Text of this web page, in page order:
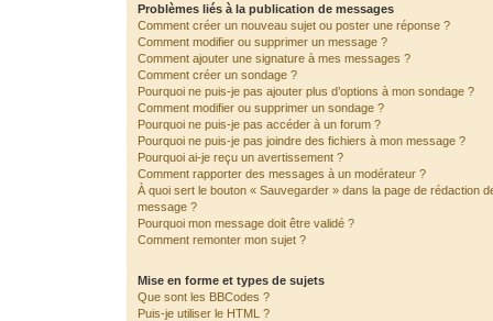
Problèmes liés à la publication de messages
Comment créer un nouveau sujet ou poster une réponse ?
Comment modifier ou supprimer un message ?
Comment ajouter une signature à mes messages ?
Comment créer un sondage ?
Pourquoi ne puis-je pas ajouter plus d’options à mon sondage ?
Comment modifier ou supprimer un sondage ?
Pourquoi ne puis-je pas accéder à un forum ?
Pourquoi ne puis-je pas joindre des fichiers à mon message ?
Pourquoi ai-je reçu un avertissement ?
Comment rapporter des messages à un modérateur ?
À quoi sert le bouton « Sauvegarder » dans la page de rédaction
message ?
Pourquoi mon message doit être validé ?
Comment remonter mon sujet ?
Mise en forme et types de sujets
Que sont les BBCodes ?
Puis-je utiliser le HTML ?